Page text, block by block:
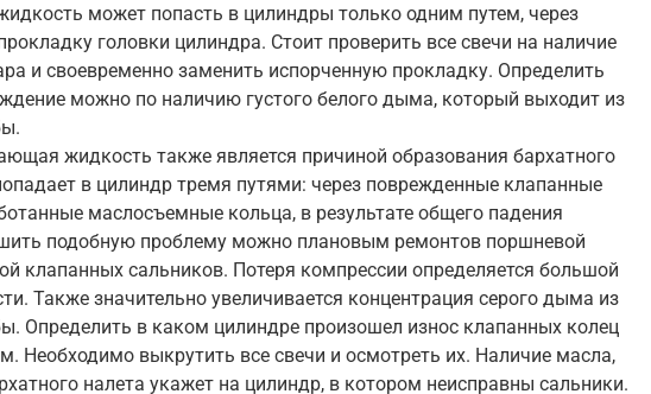
может попасть в цилиндры только одним путем, через
головки цилиндра. Стоит проверить все свечи на наличие
и своевременно заменить испорченную прокладку. Определить
можно по наличию густого белого дыма, который выходит из
жидкость также является причиной образования бархатного
в цилиндр тремя путями: через поврежденные клапанные
маслосъемные кольца, в результате общего падения
подобную проблему можно плановым ремонтов поршневой
клапанных сальников. Потеря компрессии определяется большой
Также значительно увеличивается концентрация серого дыма из
Определить в каком цилиндре произошел износ клапанных колец
Необходимо выкрутить все свечи и осмотреть их. Наличие масла,
налета укажет на цилиндр, в котором неисправны сальники.